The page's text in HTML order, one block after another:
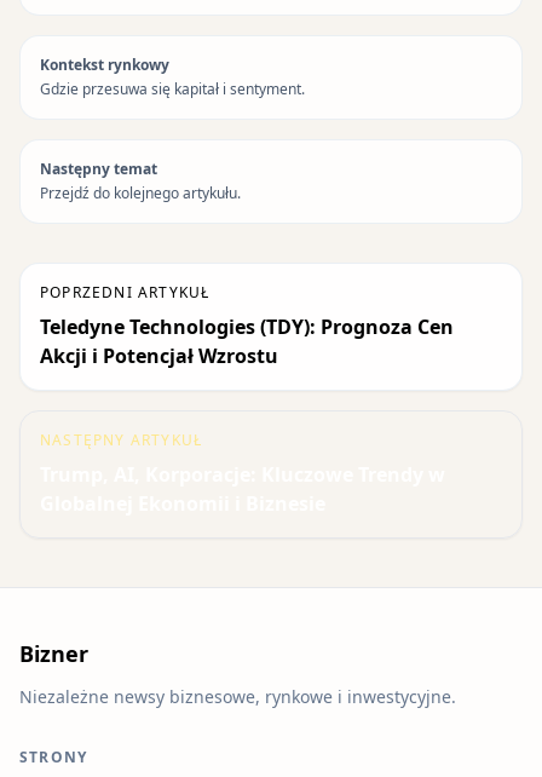
Kontekst rynkowy
Gdzie przesuwa się kapitał i sentyment.
Następny temat
Przejdź do kolejnego artykułu.
POPRZEDNI ARTYKUŁ
Teledyne Technologies (TDY): Prognoza Cen
Akcji i Potencjał Wzrostu
NASTĘPNY ARTYKUŁ
Bizner
Niezależne newsy biznesowe, rynkowe i inwestycyjne.
STRONY